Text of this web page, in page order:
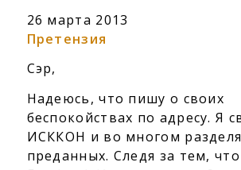
26 марта 2013
Претензия
Сэр,
Надеюсь, что пишу о своих
беспокойствах по адресу. Я
ИСККОН и во многом
преданных. Следя за тем,